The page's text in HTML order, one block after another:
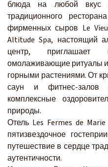
блюда на любой вкус
традиционного
фирменных сыров Le
Altitude Spa, настоящий
центр, приглашает
омолаживающие ритуалы
горными растениями. От
саун и фитнес-залов
комплексные
природы.
Отель Les Fermes de
пятизвездочное
путешествие в сердце
аутентичности.